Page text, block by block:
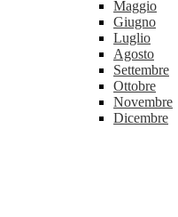
Maggio
Giugno
Luglio
Agosto
Settembre
Ottobre
Novembre
Dicembre